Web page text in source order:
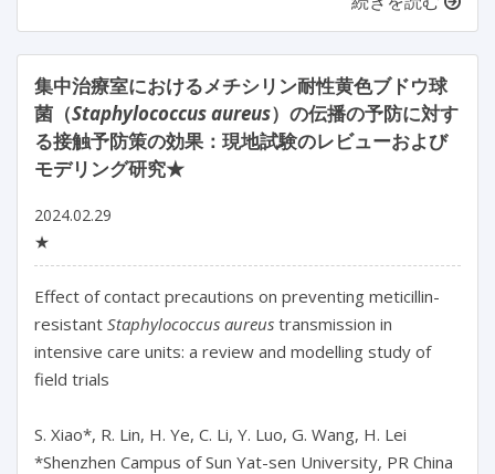
集中治療室におけるメチシリン耐性黄色ブドウ球
菌（Staphylococcus aureus）の伝播の予防に対す
る接触予防策の効果：現地試験のレビューおよび
モデリング研究★
2024.02.29
★
Effect of contact precautions on preventing meticillin-
resistant Staphylococcus aureus transmission in
intensive care units: a review and modelling study of
field trials
S. Xiao*, R. Lin, H. Ye, C. Li, Y. Luo, G. Wang, H. Lei
*Shenzhen Campus of Sun Yat-sen University, PR China